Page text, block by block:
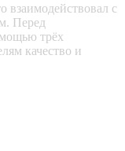
взаимодействовал с
Перед
трёх
качество и